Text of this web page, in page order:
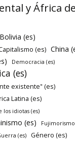
y África
Bolivia (es)
(es) China
Democracia (es)
(es)
existente" (es)
Latina (es)
idiotas (es)
(es) Fujimorismo
(es) Género (es)